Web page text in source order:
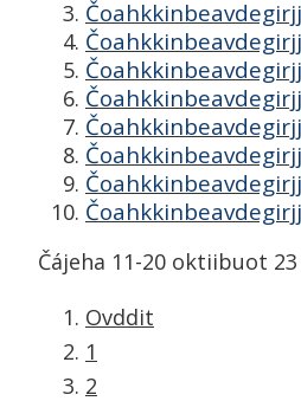
Čájeha 11-20 oktiibuot 23
Ovddit
1
2